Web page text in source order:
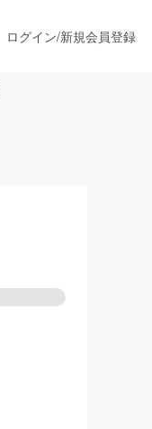
ログイン/新規会員登録